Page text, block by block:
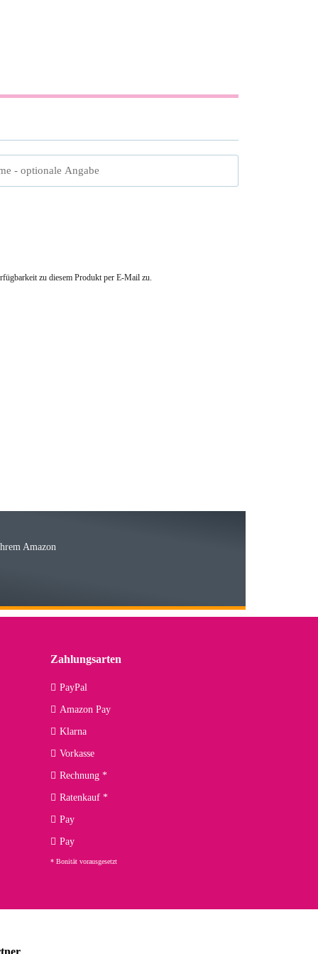
- optionale Angabe
zu diesem Produkt per E-Mail zu.
kommenden Jahren herausstellen. Spannend wird es falls
Amazon
Zahlungsarten
PayPal
Amazon Pay
Klarna
Vorkasse
Rechnung *
Ratenkauf *
Pay
Pay
* Bonität vorausgesetzt